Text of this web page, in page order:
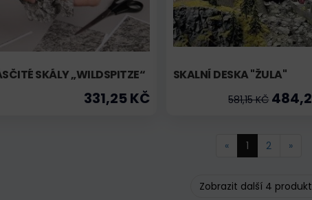
SKÁLY „WILDSPITZE“
331,25 KČ
SKALNÍ DESKA "ŽULA"
581,15 KČ
« 1 2 »
Zobrazit další 4